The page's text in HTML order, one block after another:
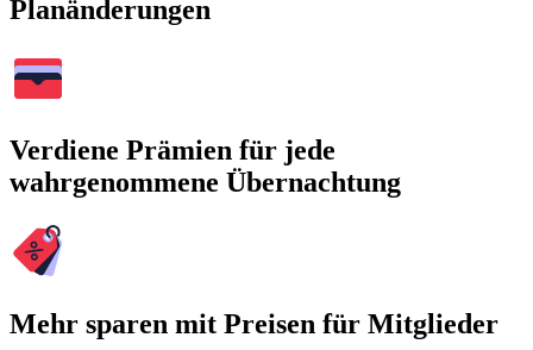
Planänderungen
Verdiene Prämien für jede
wahrgenommene Übernachtung
Mehr sparen mit Preisen für Mitglieder